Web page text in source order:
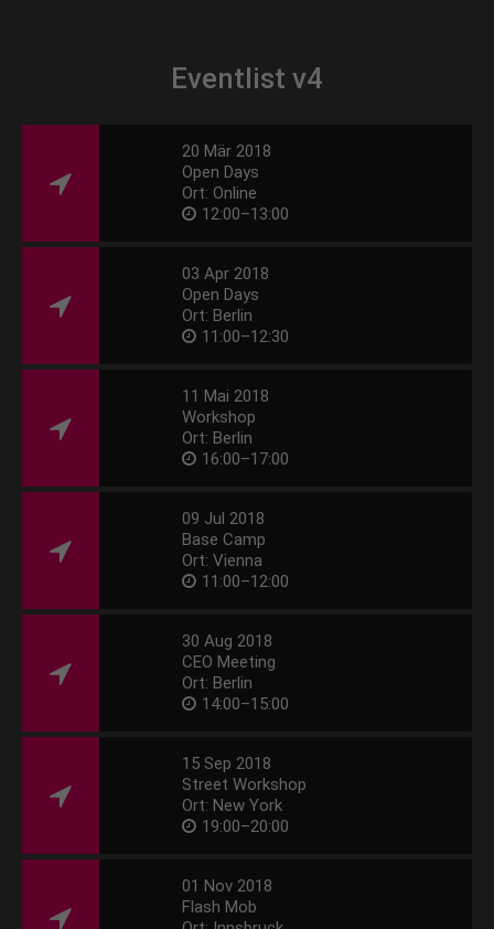
Eventlist v4
20 Mär 2018
Open Days
Ort: Online
12:00–13:00
03 Apr 2018
Open Days
Ort: Berlin
11:00–12:30
11 Mai 2018
Workshop
Ort: Berlin
16:00–17:00
09 Jul 2018
Base Camp
Ort: Vienna
11:00–12:00
30 Aug 2018
CEO Meeting
Ort: Berlin
14:00–15:00
15 Sep 2018
Street Workshop
Ort: New York
19:00–20:00
01 Nov 2018
Flash Mob